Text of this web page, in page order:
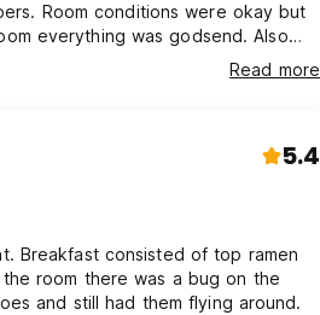
Room conditions were okay but
everything was godsend. Also
Read more
5.4
Breakfast consisted of top ramen
room there was a bug on the
and still had them flying around.